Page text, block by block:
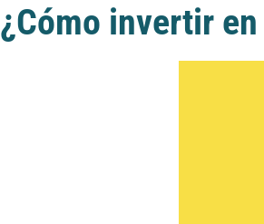
¿Cómo invertir